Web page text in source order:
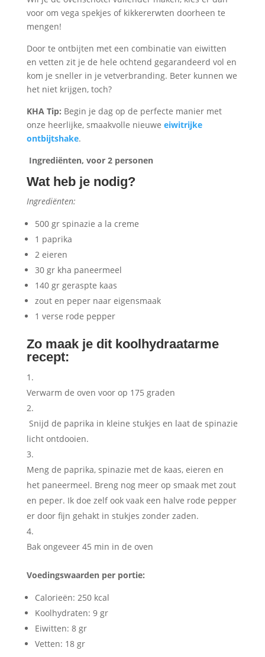
voor om vega spekjes of kikkererwten doorheen te
mengen!
Door te ontbijten met een combinatie van eiwitten
en vetten zit je de hele ochtend gegarandeerd vol en
kom je sneller in je vetverbranding. Beter kunnen we
het niet krijgen, toch?
KHA Tip: Begin je dag op de perfecte manier met
onze heerlijke, smaakvolle nieuwe eiwitrijke
ontbijtshake.
Ingrediënten, voor 2 personen
Wat heb je nodig?
Ingrediënten:
500 gr spinazie a la creme
1 paprika
2 eieren
30 gr kha paneermeel
140 gr geraspte kaas
zout en peper naar eigensmaak
1 verse rode pepper
Zo maak je dit koolhydraatarme
recept:
Verwarm de oven voor op 175 graden
Snijd de paprika in kleine stukjes en laat de spinazie
licht ontdooien.
Meng de paprika, spinazie met de kaas, eieren en
het paneermeel. Breng nog meer op smaak met zout
en peper. Ik doe zelf ook vaak een halve rode pepper
er door fijn gehakt in stukjes zonder zaden.
Bak ongeveer 45 min in de oven
Voedingswaarden per portie:
Calorieën: 250 kcal
Koolhydraten: 9 gr
Eiwitten: 8 gr
Vetten: 18 gr